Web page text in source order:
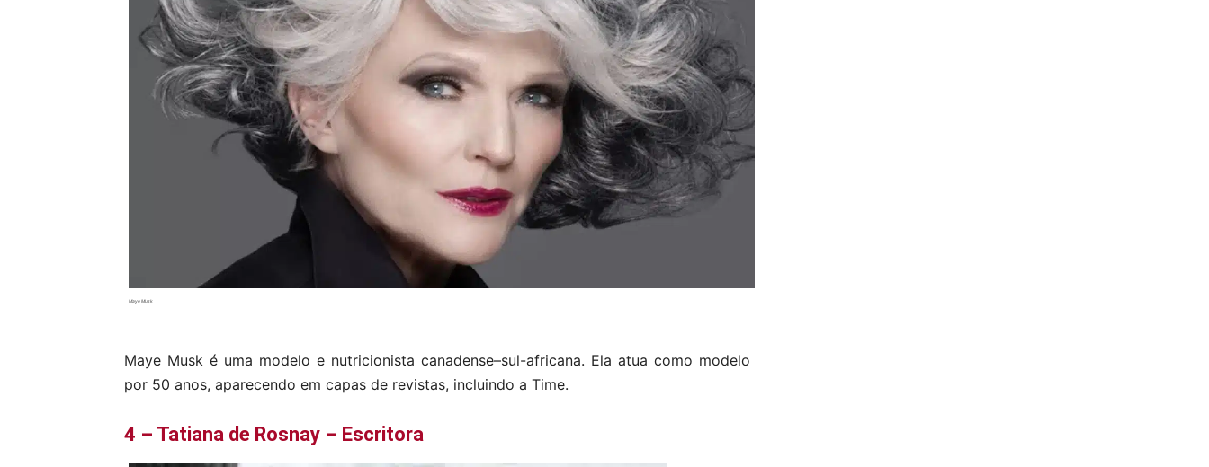
Maye Musk
Maye Musk é uma modelo e nutricionista canadense–sul-africana. Ela atua como modelo
por 50 anos, aparecendo em capas de revistas, incluindo a Time.
4 – Tatiana de Rosnay – Escritora